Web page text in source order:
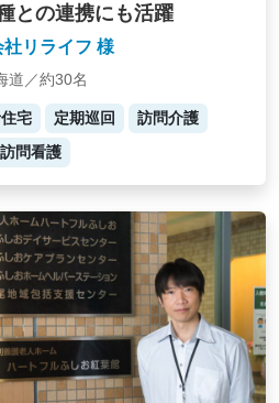
との連携にも活躍
社リライフ 様
道／約30名
宅 定期巡回
訪問介護
訪問看護